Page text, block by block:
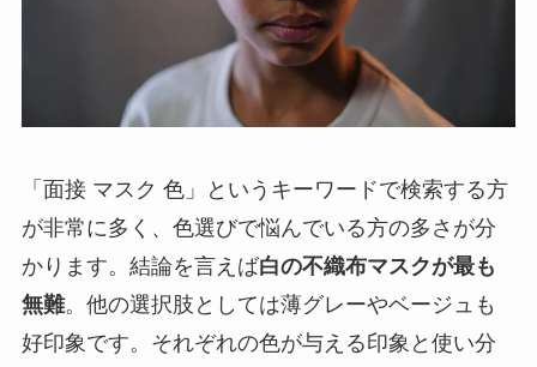
「面接 マスク 色」というキーワードで検索する方
が非常に多く、色選びで悩んでいる方の多さが分
かります。結論を言えば白の不織布マスクが最も
無難。他の選択肢としては薄グレーやベージュも
好印象です。それぞれの色が与える印象と使い分